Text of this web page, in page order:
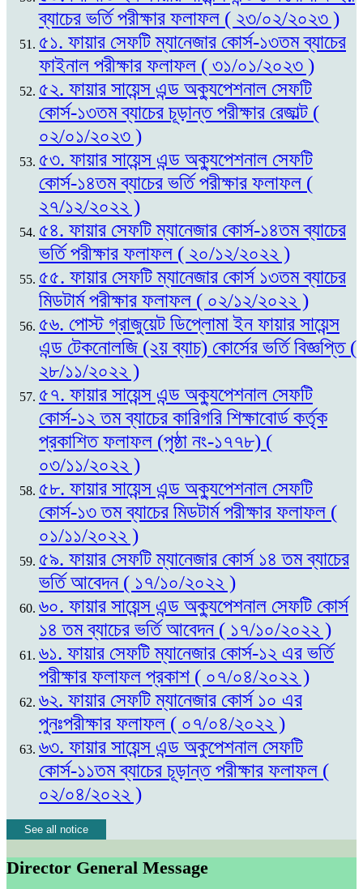
ব্যাচের ভর্তি পরীক্ষার ফলাফল ( ২৩/০২/২০২৩ )
৫১. ফায়ার সেফটি ম্যানেজার কোর্স-১৩তম ব্যাচের
ফাইনাল পরীক্ষার ফলাফল ( ৩১/০১/২০২৩ )
৫২. ফায়ার সায়েন্স এন্ড অক্যুপেশনাল সেফটি
কোর্স-১৩তম ব্যাচের চূড়ান্ত পরীক্ষার রেজাল্ট (
০২/০১/২০২৩ )
৫৩. ফায়ার সায়েন্স এন্ড অক্যুপেশনাল সেফটি
কোর্স-১৪তম ব্যাচের ভর্তি পরীক্ষার ফলাফল (
২৭/১২/২০২২ )
৫৪. ফায়ার সেফটি ম্যানেজার কোর্স-১৪তম ব্যাচের
ভর্তি পরীক্ষার ফলাফল ( ২০/১২/২০২২ )
৫৫. ফায়ার সেফটি ম্যানেজার কোর্স ১৩তম ব্যাচের
মিডটার্ম পরীক্ষার ফলাফল ( ০২/১২/২০২২ )
৫৬. পোস্ট গ্রাজুয়েট ডিপ্লোমা ইন ফায়ার সায়েন্স
এন্ড টেকনোলজি (২য় ব্যাচ) কোর্সের ভর্তি বিজ্ঞপ্তি (
২৮/১১/২০২২ )
৫৭. ফায়ার সায়েন্স এন্ড অক্যুপেশনাল সেফটি
কোর্স-১২ তম ব্যাচের কারিগরি শিক্ষাবোর্ড কর্তৃক
প্রকাশিত ফলাফল (পৃষ্ঠা নং-১৭৭৮) (
০৩/১১/২০২২ )
৫৮. ফায়ার সায়েন্স এন্ড অক্যুপেশনাল সেফটি
কোর্স-১৩ তম ব্যাচের মিডটার্ম পরীক্ষার ফলাফল (
০১/১১/২০২২ )
৫৯. ফায়ার সেফটি ম্যানেজার কোর্স ১৪ তম ব্যাচের
ভর্তি আবেদন ( ১৭/১০/২০২২ )
৬০. ফায়ার সায়েন্স এন্ড অক্যুপেশনাল সেফটি কোর্স
১৪ তম ব্যাচের ভর্তি আবেদন ( ১৭/১০/২০২২ )
৬১. ফায়ার সেফটি ম্যানেজার কোর্স-১২ এর ভর্তি
পরীক্ষার ফলাফল প্রকাশ ( ০৭/০৪/২০২২ )
৬২. ফায়ার সেফটি ম্যানেজার কোর্স ১০ এর
পুনঃপরীক্ষার ফলাফল ( ০৭/০৪/২০২২ )
৬৩. ফায়ার সায়েন্স এন্ড অকুপেশনাল সেফটি
কোর্স-১১তম ব্যাচের চূড়ান্ত পরীক্ষার ফলাফল (
০২/০৪/২০২২ )
See all notice
Director General Message